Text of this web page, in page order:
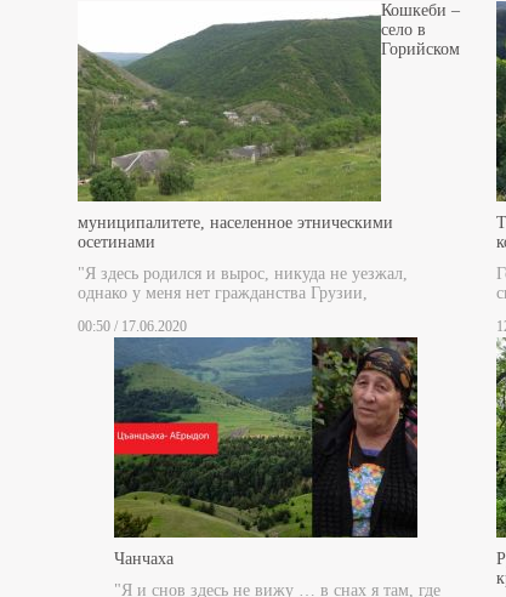
Кошкеби –
село в
Горийском
муниципалитете, населенное этническими
осетинами
"Я здесь родился и вырос, никуда не уезжал,
однако у меня нет гражданства Грузии,
00:50 / 17.06.2020
Чанчаха
"Я и снов здесь не вижу … в снах я там, где